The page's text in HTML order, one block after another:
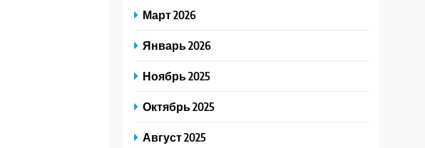
Март 2026
Январь 2026
Ноябрь 2025
Октябрь 2025
Август 2025